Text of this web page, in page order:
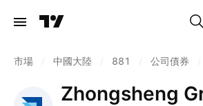
市場 中國大陸 881 公司債券
Zhongsheng